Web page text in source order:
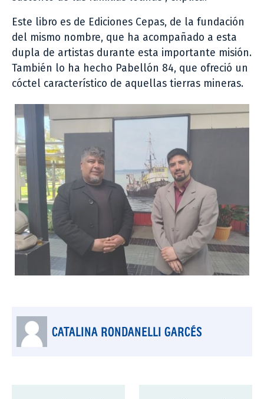
Este libro es de Ediciones Cepas, de la fundación
del mismo nombre, que ha acompañado a esta
dupla de artistas durante esta importante misión.
También lo ha hecho Pabellón 84, que ofreció un
cóctel característico de aquellas tierras mineras.
CATALINA RONDANELLI GARCÉS